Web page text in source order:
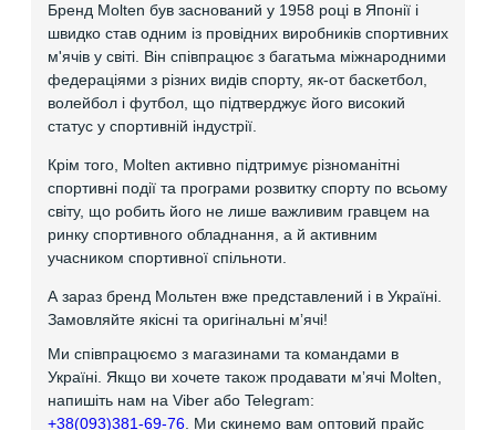
Бренд Molten був заснований у 1958 році в Японії і
швидко став одним із провідних виробників спортивних
м'ячів у світі. Він співпрацює з багатьма міжнародними
федераціями з різних видів спорту, як-от баскетбол,
волейбол і футбол, що підтверджує його високий
статус у спортивній індустрії.
Крім того, Molten активно підтримує різноманітні
спортивні події та програми розвитку спорту по всьому
світу, що робить його не лише важливим гравцем на
ринку спортивного обладнання, а й активним
учасником спортивної спільноти.
А зараз бренд Мольтен вже представлений і в Україні.
Замовляйте якісні та оригінальні мʼячі!
Ми співпрацюємо з магазинами та командами в
Україні. Якщо ви хочете також продавати мʼячі Molten,
напишіть нам на Viber або Telegram:
+38(093)381-69-76. Ми скинемо вам оптовий прайс